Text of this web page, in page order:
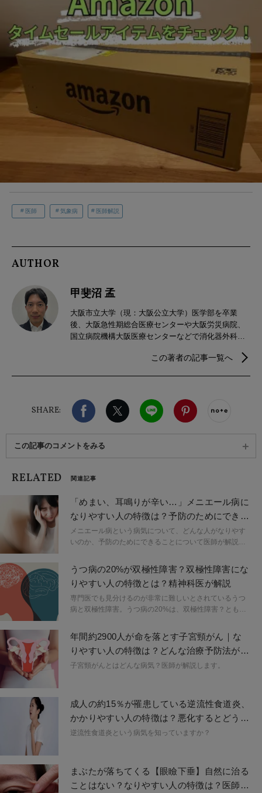
医師 気象病 医師解説
AUTHOR
甲斐沼 孟
大阪市立大学（現：大阪公立大学）医学部を卒業
後、大阪急性期総合医療センターや大阪労災病院、
国立病院機構大阪医療センターなどで消化器外科
公務員共済組合連合会大手前病院救急科医長として
している。
この著者の記事一覧へ
SHARE:
Facebook X（旧twitter）
LINE
この記事のコメントをみる
RELATED 関連記事
「めまい、耳鳴りが辛い…」メニエール病に
なりやすい人の特徴は？予防のためにできる
こと｜医師が解説
メニエール病という病気について、どんな人がなりやす
いのか、予防のためにできることについて医師が解説し
うつ病の20%が双極性障害？双極性障害にな
りやすい人の特徴とは？精神科医が解説
専門医でも見分けるのが非常に難しいとされているうつ
病と双極性障害。うつ病の20%は、双極性障害？とも言
か？また、うつ病と間違われるのは何故なのでしょう
か？双極性障害になりやすい人の特徴とともに、この疾
患について解説していきます。
年間約2900人が命を落とす子宮頸がん｜な
りやすい人の特徴は？どんな治療予防法があ
る？医師が解説
子宮頸がんとはどんな病気？医師が解説します。
成人の約15％が罹患している逆流性食道炎、
かかりやすい人の特徴は？悪化するとどうな
る？医師が解説
逆流性食道炎という病気を知っていますか？
まぶたが落ちてくる【眼瞼下垂】自然に治る
ことはない？なりやすい人の特徴は？医師が